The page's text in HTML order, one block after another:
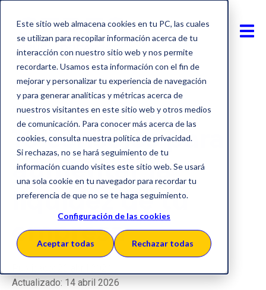
Este sitio web almacena cookies en tu PC, las cuales
se utilizan para recopilar información acerca de tu
interacción con nuestro sitio web y nos permite
recordarte. Usamos esta información con el fin de
mejorar y personalizar tu experiencia de navegación
y para generar analíticas y métricas acerca de
nuestros visitantes en este sitio web y otros medios
de comunicación. Para conocer más acerca de las
cookies, consulta nuestra política de privacidad.
Si rechazas, no se hará seguimiento de tu
información cuando visites este sitio web. Se usará
una sola cookie en tu navegador para recordar tu
preferencia de que no se te haga seguimiento.
Configuración de las cookies
Aceptar todas Rechazar todas
Financiación
10 consejos para
aumentar la
liquidez de tu
empresa
Actualizado: 14 abril 2026